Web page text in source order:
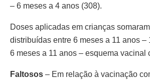
– 6 meses a 4 anos (308).
Doses aplicadas em crianças
distribuídas entre 6 meses a 11 anos –
6 meses a 11 anos – esquema vacinal
Faltosos – Em relação à vacinação